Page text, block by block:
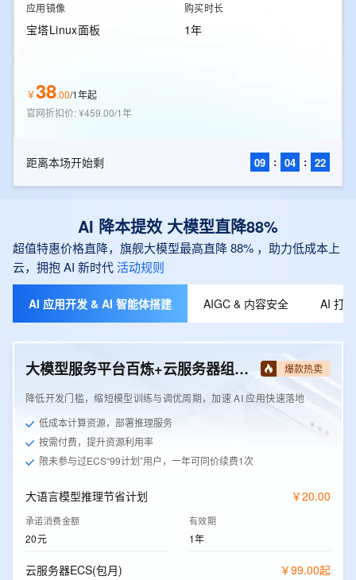
应用镜像
宝塔Linux面板
购买时长
1年
￥38.00/1年起
官网折扣价:¥459.00/1年
距离本场开始剩 09 : 04 : 21
AI 降本提效 大模型直降88%
超值特惠价格直降，旗舰大模型最高直降 88% ，助力低成本上
云，拥抱 AI 新时代活动规则
AI 应用开发 & AI 智能体搭建 AIGC & 内容安全 AI 打
大模型服务平台百炼+云服务器组合套餐 爆款热卖
降低开发门槛，缩短模型训练与调优周期，加速 AI 应用快速落地
低成本计算资源，部署推理服务
按需付费，提升资源利用率
限未参与过ECS“99计划”用户，一年可同价续费1次
大语言模型推理节省计划 ￥20.00
承诺消费金额
20元
有效期
1年
云服务器ECS(包月) ￥99.00起